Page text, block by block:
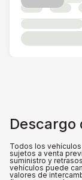
Descargo
Todos los
sujetos a venta
suministro y
vehículos puede
valores de